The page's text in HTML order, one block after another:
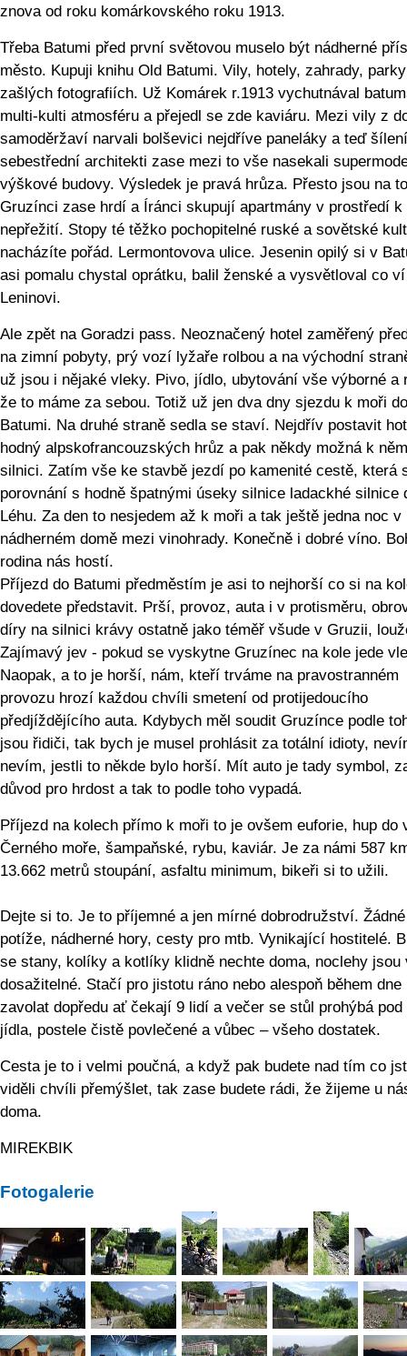
znova od roku komárkovského roku 1913.
Třeba Batumi před první světovou muselo být nádherné
město. Kupuji knihu Old Batumi. Vily, hotely, zahrady,
zašlých fotografiích. Už Komárek r.1913 vychutnával
multi-kulti atmosféru a přejedl se zde kaviáru. Mezi vily z
samoděržaví narvali bolševici nejdříve paneláky a teď šílení
sebestřední architekti zase mezi to vše nasekali
výškové budovy. Výsledek je pravá hrůza. Přesto jsou na to
Gruzínci zase hrdí a Íránci skupují apartmány v prostředí k
nepřežití. Stopy té těžko pochopitelné ruské a sovětské
nacházíte pořád. Lermontovova ulice. Jesenin opilý si v
asi pomalu chystal oprátku, balil ženské a vysvětloval co
Leninovi.
Ale zpět na Goradzi pass. Neoznačený hotel zaměřený
na zimní pobyty, prý vozí lyžaře rolbou a na východní
už jsou i nějaké vleky. Pivo, jídlo, ubytování vše výborné a
že to máme za sebou. Totiž už jen dva dny sjezdu k moři do
Batumi. Na druhé straně sedla se staví. Nejdřív postavit
hodný alpskofrancouzských hrůz a pak někdy možná k
silnici. Zatím vše ke stavbě jezdí po kamenité cestě, která
porovnání s hodně špatnými úseky silnice ladackhé silnice
Léhu. Za den to nesjedem až k moři a tak ještě jedna noc v
nádherném domě mezi vinohrady. Konečně i dobré víno.
rodina nás hostí.
Příjezd do Batumi předměstím je asi to nejhorší co si na
dovedete představit. Prší, provoz, auta i v protisměru,
díry na silnici krávy ostatně jako téměř všude v Gruzii,
Zajímavý jev - pokud se vyskytne Gruzínec na kole jede
Naopak, a to je horší, nám, kteří trváme na pravostranném
provozu hrozí každou chvíli smetení od protijedoucího
předjíždějícího auta. Kdybych měl soudit Gruzínce podle
jsou řidiči, tak bych je musel prohlásit za totální idioty,
nevím, jestli to někde bylo horší. Mít auto je tady symbol,
důvod pro hrdost a tak to podle toho vypadá.
Příjezd na kolech přímo k moři to je ovšem euforie, hup do
Černého moře, šampaňské, rybu, kaviár. Je za námi 587
13.662 metrů stoupání, asfaltu minimum, bikeři si to užili.
Dejte si to. Je to příjemné a jen mírné dobrodružství. Žádné
potíže, nádherné hory, cesty pro mtb. Vynikající hostitelé.
se stany, kolíky a kotlíky klidně nechte doma, noclehy jsou
dosažitelné. Stačí pro jistotu ráno nebo alespoň během dne
zavolat dopředu ať čekají 9 lidí a večer se stůl prohýbá pod
jídla, postele čistě povlečené a vůbec – všeho dostatek.
Cesta je to i velmi poučná, a když pak budete nad tím co
viděli chvíli přemýšlet, tak zase budete rádi, že žijeme u
doma.
MIREKBIK
Fotogalerie